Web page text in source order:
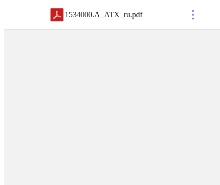
1534000.A_ATX_ru.pdf